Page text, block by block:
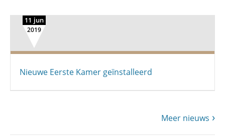
11 jun
2019
Nieuwe Eerste Kamer geïnstalleerd
Meer nieuws